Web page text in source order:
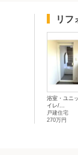
リフ
浴室・ユニ
イレ/...
戸建住宅
270万円